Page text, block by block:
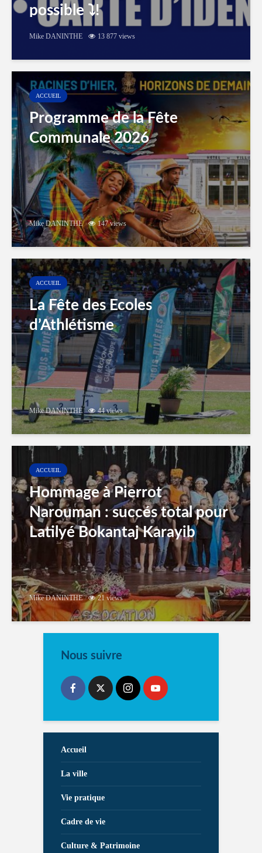
possible ⤵️!
Mike DANINTHE 13 877 views
ACCUEIL
Programme de la Fête
Communale 2026
Mike DANINTHE 147 views
ACCUEIL
La Fête des Ecoles
d’Athlétisme
Mike DANINTHE 44 views
ACCUEIL
Hommage à Pierrot
Narouman : succés total pour
Latilyé Bokantaj Karayib
Mike DANINTHE 21 views
Nous suivre
Accueil
La ville
Vie pratique
Cadre de vie
Culture & Patrimoine